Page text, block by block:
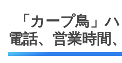
「カープ鳥」
電話、営業時間